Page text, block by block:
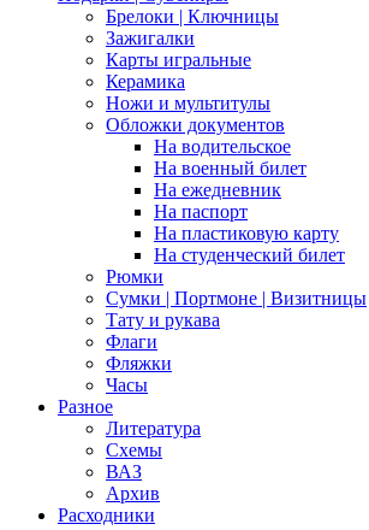
Брелоки | Ключницы
Зажигалки
Карты игральные
Керамика
Ножи и мультитулы
Обложки документов
На водительское
На военный билет
На ежедневник
На паспорт
На пластиковую карту
На студенческий билет
Рюмки
Сумки | Портмоне | Визитницы
Тату и рукава
Флаги
Фляжки
Часы
Разное
Литература
Схемы
ВАЗ
Архив
Расходники